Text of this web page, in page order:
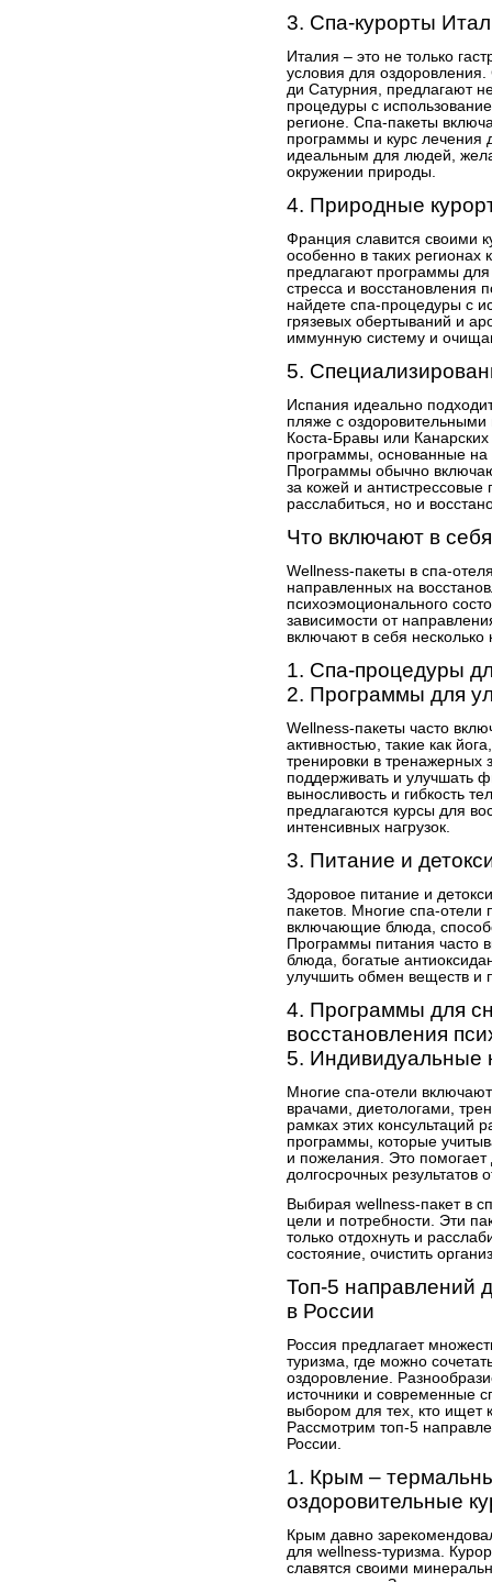
3. Спа-курорты
Италия – это не только
условия для
ди Сатурния, предлагают
процедуры с
регионе. Спа-пакеты
программы и курс лечения
идеальным для людей,
окружении природы.
4. Природные
Франция славится своими
особенно в таких
предлагают программы
стресса и восстановления
найдете спа-процедуры с
грязевых обертываний и
иммунную систему и
5.
Испания идеально
пляже с
Коста-Бравы или
программы, основанные на
Программы обычно
за кожей и антистрессовые
расслабиться, но и
Что включают в
Wellness-пакеты в спа-
направленных на
психоэмоционального
зависимости от
включают в себя
1. Спа-процедуры
2. Программы для
Wellness-пакеты часто
активностью, такие как
тренировки в
поддерживать и улучшать
выносливость и гибкость
предлагаются курсы для
интенсивных нагрузок.
3. Питание и
Здоровое питание и
пакетов. Многие спа-
включающие блюда,
Программы питания часто
блюда, богатые
улучшить обмен веществ и
4. Программы для
восстановления
5. Индивидуальные
Многие спа-отели
врачами, диетологами,
рамках этих консультаций
программы, которые
и пожелания. Это
долгосрочных результатов
Выбирая wellness-пакет в
цели и потребности. Эти
только отдохнуть и
состояние, очистить
Топ-5 направлений
в России
Россия предлагает
туризма, где можно
оздоровление.
источники и современные
выбором для тех, кто ищет
Рассмотрим топ-5
России.
1. Крым –
оздоровительные
Крым давно
для wellness-туризма.
славятся своими